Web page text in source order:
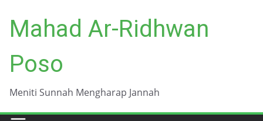
content
Mahad Ar-Ridhwan
Poso
Meniti Sunnah Mengharap Jannah